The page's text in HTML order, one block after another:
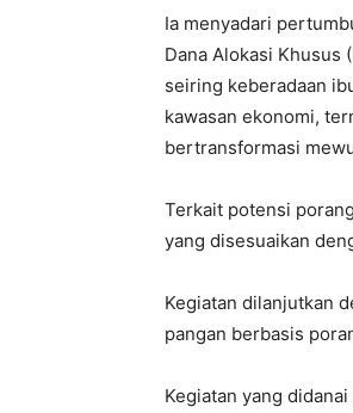
Ia menyadari
Dana Alokasi Khusus
seiring keberadaan
kawasan ekonomi,
bertransformasi
Terkait potensi
yang disesuaikan
Kegiatan dilanjutkan
pangan berbasis
Kegiatan yang